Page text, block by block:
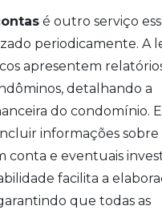
é outro serviço
periodicamente. A
apresentem
detalhando a
do condomínio.
informações sobre
conta e eventuais
facilita a
que todas as